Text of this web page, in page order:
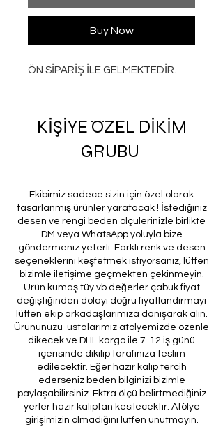
Buy Now
ÖN SİPARİŞ İLE GELMEKTEDİR.
KİŞİYE ÖZEL DİKİM
GRUBU
Ekibimiz sadece sizin için özel olarak
tasarlanmış ürünler yaratacak ! İstediğiniz
desen ve rengi beden ölçülerinizle birlikte
DM veya WhatsApp yoluyla bize
göndermeniz yeterli. Farklı renk ve desen
seçeneklerini keşfetmek istiyorsanız, lütfen
bizimle iletişime geçmekten çekinmeyin.
Ürün kumaş tüy vb değerler çabuk fiyat
değiştiğinden dolayı doğru fiyatlandırmayı
lütfen ekip arkadaşlarımıza danışarak alın.
Ürününüzü ustalarımız atölyemizde özenle
dikecek ve DHL kargo ile 7-12 iş günü
içerisinde dikilip tarafınıza teslim
edilecektir. Eğer hazır kalıp tercih
ederseniz beden bilginizi bizimle
paylaşabilirsiniz. Ektra ölçü belirtmediğiniz
yerler hazır kalıptan kesilecektir. Atölye
girişimizin olmadığını lütfen unutmayın.